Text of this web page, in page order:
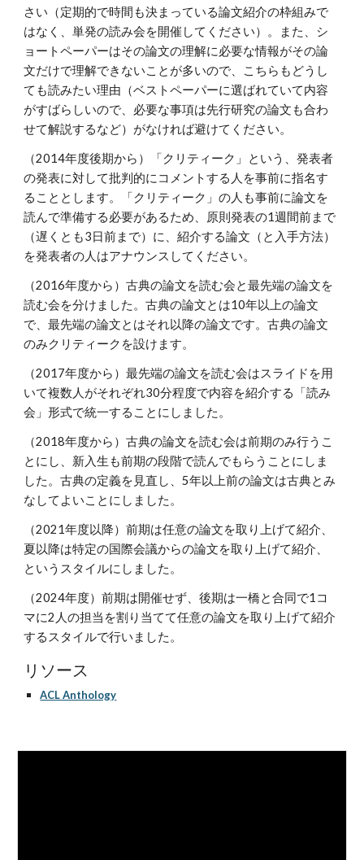
さい（定期的で時間も決まっている論文紹介の枠組みで
はなく、単発の読み会を開催してください）。また、シ
ョートペーパーはその論文の理解に必要な情報がその論
文だけで理解できないことが多いので、こちらもどうし
ても読みたい理由（ベストペーパーに選ばれていて内容
がすばらしいので、必要な事項は先行研究の論文も合わ
せて解説するなど）がなければ避けてください。
（2014年度後期から）「クリティーク」という、発表者
の発表に対して批判的にコメントする人を事前に指名す
ることとします。「クリティーク」の人も事前に論文を
読んで準備する必要があるため、原則発表の1週間前まで
（遅くとも3日前まで）に、紹介する論文（と入手方法）
を発表者の人はアナウンスしてください。
（2016年度から）古典の論文を読む会と最先端の論文を
読む会を分けました。古典の論文とは10年以上の論文
で、最先端の論文とはそれ以降の論文です。古典の論文
のみクリティークを設けます。
（2017年度から）最先端の論文を読む会はスライドを用
いて複数人がそれぞれ30分程度で内容を紹介する「読み
会」形式で統一することにしました。
（2018年度から）古典の論文を読む会は前期のみ行うこ
とにし、新入生も前期の段階で読んでもらうことにしま
した。古典の定義を見直し、5年以上前の論文は古典とみ
なしてよいことにしました。
（2021年度以降）前期は任意の論文を取り上げて紹介、
夏以降は特定の国際会議からの論文を取り上げて紹介、
というスタイルにしました。
（2024年度）前期は開催せず、後期は一橋と合同で1コ
マに2人の担当を割り当てて任意の論文を取り上げて紹介
するスタイルで行いました。
リソース
ACL Anthology